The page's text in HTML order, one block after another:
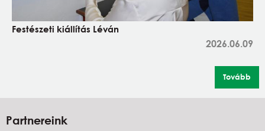
Festészeti kiállítás Léván
2026.06.09
Tovább
Partnereink